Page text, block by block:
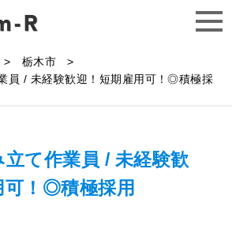
トップ
よくある質問
栃木市
員 / 未経験歓迎！短期雇用可！◎積極採
て作業員 / 未経験歓
可！◎積極採用